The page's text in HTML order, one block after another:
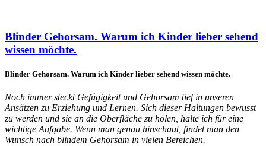
Blinder Gehorsam. Warum ich Kinder lieber sehend
wissen möchte.
Blinder Gehorsam. Warum ich Kinder lieber sehend wissen möchte.
Noch immer steckt Gefügigkeit und Gehorsam tief in unseren
Ansätzen zu Erziehung und Lernen. Sich dieser Haltungen bewusst
zu werden und sie an die Oberfläche zu holen, halte ich für eine
wichtige Aufgabe. Wenn man genau hinschaut, findet man den
Wunsch nach blindem Gehorsam in vielen Bereichen.